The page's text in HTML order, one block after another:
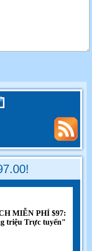
MIỄN PHÍ $97:
triệu Trực tuyến"